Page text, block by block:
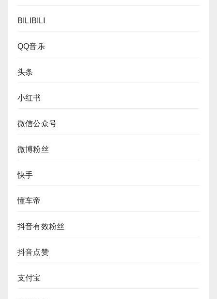
BILIBILI
QQ音乐
头条
小红书
微信公众号
微博粉丝
快手
懂车帝
抖音有效粉丝
抖音点赞
支付宝